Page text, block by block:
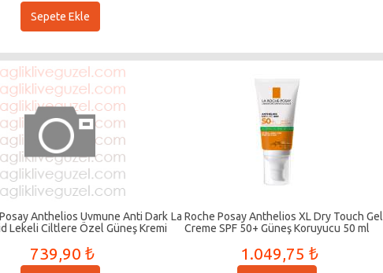
Sepete Ekle
Anthelios Uvmune Anti Dark
Lekeli Ciltlere Özel Güneş Kremi
739,90 ₺
La Roche Posay Anthelios XL Dry Touch Gel
Creme SPF 50+ Güneş Koruyucu 50 ml
1.049,75 ₺